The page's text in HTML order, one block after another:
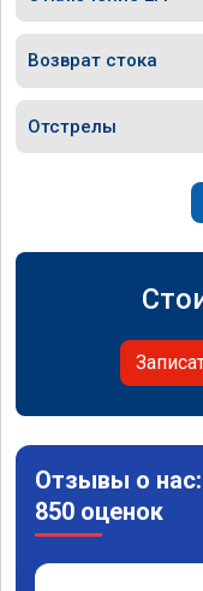
Возврат стока
Отстрелы
Отзывы о нас:
850 оценок